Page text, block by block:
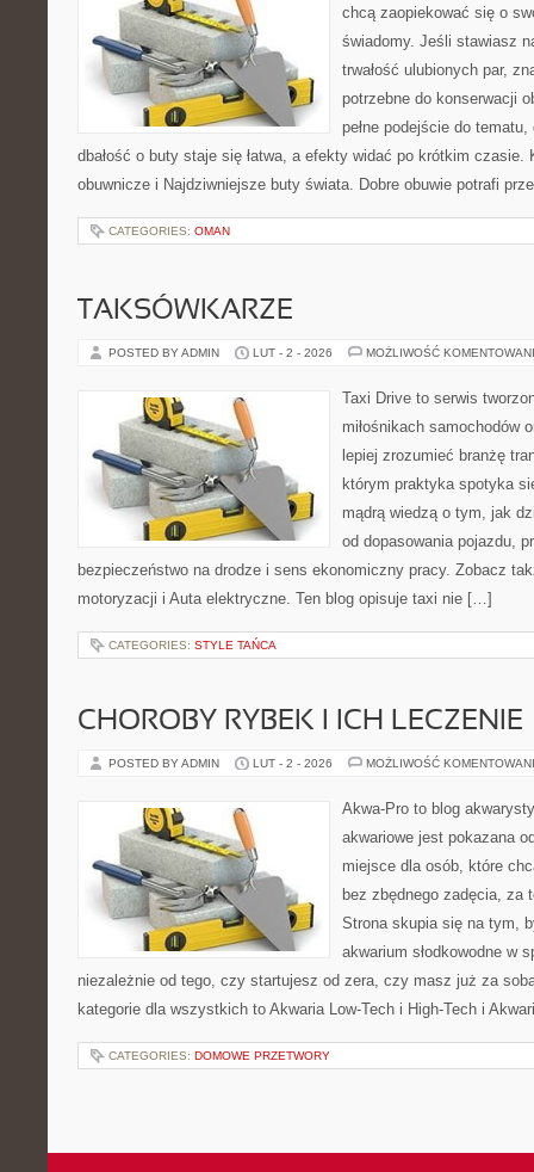
chcą zaopiekować się o
świadomy. Jeśli stawiasz
trwałość ulubionych par,
potrzebne do konserwacji
pełne podejście do
dbałość o buty staje się łatwa, a efekty widać po krótkim czasie.
obuwnicze i Najdziwniejsze buty świata. Dobre obuwie potrafi
CATEGORIES: OMAN
TAKSÓWKARZE
POSTED BY ADMIN LUT - 2 - 2026 MOŻLIWOŚĆ
Taxi Drive to serwis
miłośnikach samochodów
lepiej zrozumieć branżę
którym praktyka spotyka
mądrą wiedzą o tym, jak
od dopasowania pojazdu,
bezpieczeństwo na drodze i sens ekonomiczny pracy. Zobacz
motoryzacji i Auta elektryczne. Ten blog opisuje taxi nie […]
CATEGORIES: STYLE TAŃCA
CHOROBY RYBEK I ICH LECZENIE
POSTED BY ADMIN LUT - 2 - 2026 MOŻLIWOŚĆ
Akwa-Pro to blog
akwariowe jest pokazana
miejsce dla osób, które
bez zbędnego zadęcia, za
Strona skupia się na tym,
akwarium słodkowodne w
niezależnie od tego, czy startujesz od zera, czy masz już za
kategorie dla wszystkich to Akwaria Low-Tech i High-Tech i
CATEGORIES: DOMOWE PRZETWORY